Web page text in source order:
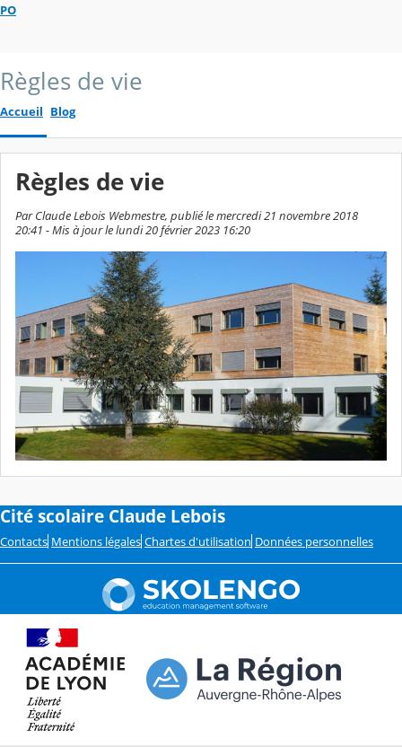
PO
Règles de vie
Accueil Blog
Règles de vie
Par Claude Lebois Webmestre, publié le mercredi 21 novembre 2018
20:41 - Mis à jour le lundi 20 février 2023 16:20
Cité scolaire Claude Lebois
Contacts Mentions légales Chartes d'utilisation Données personnelles